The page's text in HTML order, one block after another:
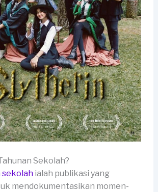
Sekolah?
sekolahialah publikasi yang
mendokumentasikan momen-